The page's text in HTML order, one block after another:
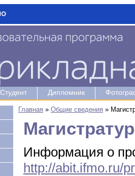
Студент Дипломник
Главная » Общие сведения »
Информация о
http://abit.ifmo.ru/